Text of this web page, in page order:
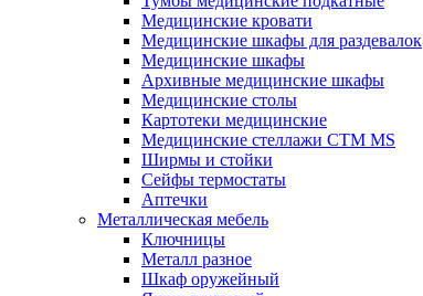
Медицинские кровати
Медицинские шкафы для раздевалок
Медицинские шкафы
Архивные медицинские шкафы
Медицинские столы
Картотеки медицинские
Медицинские стеллажи CTM MS
Ширмы и стойки
Сейфы термостаты
Аптечки
Металлическая мебель
Ключницы
Металл разное
Шкаф оружейный